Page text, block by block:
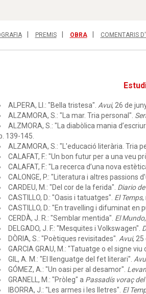
PREMIS OBRA COMENTARIS
ALPERA, Ll.: "Bella tristesa". Avui, 26 de
ALZAMORA, S.: "La mar. Tria personal".
ALZMORA, S.: "La diabòlica mania
139-145.
ALZAMORA, S.: "L'educació literària. Tria
CALAFAT, F.: "Un bon futur per a una veu
CALAFAT, F.: "La recerca d’una nova
CALONGE, P.: "Literatura i altres passions
CARDEU, M.: "Del cor de la ferida". Diario
CASTILLO, D.: "Oasis i tatuatges". El Temps,
CASTILLO, D.: "En travelling i difuminat en
CERDÀ, J. R.: "Semblar mentida". El Mundo
DELGADO, J. F.: "Mesquites i Volkswagen".
DÒRIA, S.: "Poètiques revisitades". Avui, 25
GARCIA GRAU, M.: "Tatuatge o el signe viu
GIL, A. M.: "El llenguatge del fet literari".
GÓMEZ, A.: "Un oasi per al desamor".
GRANELL, M.: "Pròleg" a Passadís voraç del
IBORRA, J.: "Les armes i les lletres". El